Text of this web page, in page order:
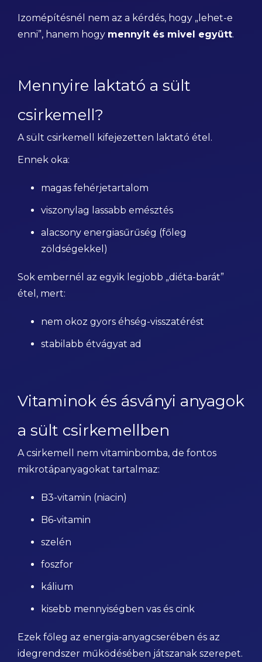
Izomépítésnél nem az a kérdés, hogy „lehet-e
enni”, hanem hogy mennyit és mivel együtt.
Mennyire laktató a sült
csirkemell?
A sült csirkemell kifejezetten laktató étel.
Ennek oka:
magas fehérjetartalom
viszonylag lassabb emésztés
alacsony energiasűrűség (főleg
zöldségekkel)
Sok embernél az egyik legjobb „diéta-barát”
étel, mert:
nem okoz gyors éhség-visszatérést
stabilabb étvágyat ad
Vitaminok és ásványi anyagok
a sült csirkemellben
A csirkemell nem vitaminbomba, de fontos
mikrotápanyagokat tartalmaz:
B3-vitamin (niacin)
B6-vitamin
szelén
foszfor
kálium
kisebb mennyiségben vas és cink
Ezek főleg az energia-anyagcserében és az
idegrendszer működésében játszanak szerepet.